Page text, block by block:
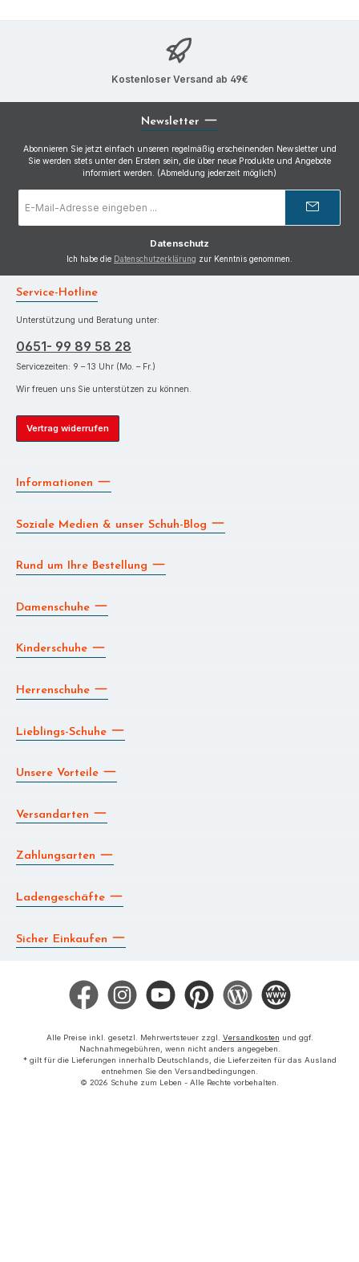
Kostenloser Versand ab 49€
Newsletter
Abonnieren Sie jetzt einfach unseren regelmäßig erscheinenden Newsletter und
Sie werden stets unter den Ersten sein, die über neue Produkte und Angebote
informiert werden. (Abmeldung jederzeit möglich)
Mail-
Datenschutz
Ich habe die Datenschutzerklärung zur Kenntnis genommen.
Service-Hotline
Unterstützung und Beratung unter:
0651- 99 89 58 28
Servicezeiten: 9 – 13 Uhr (Mo. – Fr.)
Wir freuen uns Sie unterstützen zu können.
Vertrag widerrufen
Informationen
Soziale Medien & unser Schuh-Blog
Rund um Ihre Bestellung
Damenschuhe
Kinderschuhe
Herrenschuhe
Lieblings-Schuhe
Unsere Vorteile
Versandarten
Zahlungsarten
Ladengeschäfte
Sicher Einkaufen
Facebook Instagram YouTube Pinterest Blog Die BERG App
Alle Preise inkl. gesetzl. Mehrwertsteuer zzgl. Versandkosten und ggf.
Nachnahmegebühren, wenn nicht anders angegeben.
* gilt für die Lieferungen innerhalb Deutschlands, die Lieferzeiten für das Ausland
entnehmen Sie den Versandbedingungen.
© 2026 Schuhe zum Leben - Alle Rechte vorbehalten.